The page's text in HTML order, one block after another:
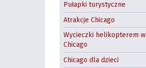
Pułapki turystyczne
Atrakcje Chicago
łodzią
Wycieczki z Chicago
Wycieczki helikopterem w
Chicago
Chicago dla dzieci